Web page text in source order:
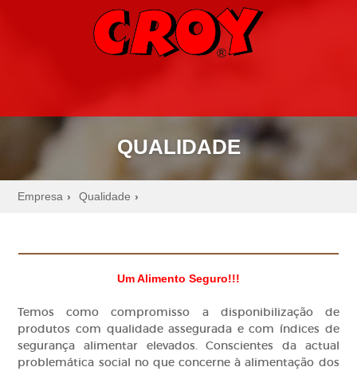
QUALIDADE
Empresa › Qualidade ›
Um Alimento Seguro!!!
Temos como compromisso a disponibilização de
produtos com qualidade assegurada e com índices de
segurança alimentar elevados. Conscientes da actual
problemática social no que concerne à alimentação dos